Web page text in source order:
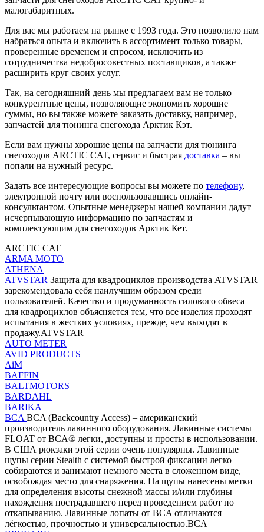
малогабаритных.
Для вас мы работаем на рынке с 1993 года. Это позволило нам
набраться опыта и включить в ассортимент только товары,
проверенные временем и спросом, исключить из
сотрудничества недобросовестных поставщиков, а также
расширить круг своих услуг.
Так, на сегодняшний день мы предлагаем вам не только
конкурентные цены, позволяющие экономить хорошие
суммы, но вы также можете заказать доставку, например,
запчастей для тюнинга снегохода Арктик Кэт.
Если вам нужны хорошие цены на запчасти для тюнинга
снегоходов ARCTIC CAT, сервис и быстрая доставка – вы
попали на нужный ресурс.
Задать все интересующие вопросы вы можете по телефону,
электронной почту или воспользовавшись онлайн-
консультантом. Опытные менеджеры нашей компании дадут
исчерпывающую информацию по запчастям и
комплектующим для снегоходов Арктик Кет.
ARCTIC CAT
ARMA MOTO
ATHENA
ATVSTAR Защита для квадроциклов производства ATVSTAR
зарекомендовала себя наилучшим образом среди
пользователей. Качество и продуманность силового обвеса
для квадроциклов объясняется тем, что все изделия проходят
испытания в жестких условиях, прежде, чем выходят в
продажу.ATVSTAR
AUTO METER
AVID PRODUCTS
AiM
BAFFIN
BALTMOTORS
BARDAHL
BARIKA
BCA BCA (Backcountry Access) – американский
производитель лавинного оборудования. Лавинные системы
FLOAT от BCA® легки, доступны и просты в использовании.
В США рюкзаки этой серии очень популярны. Лавинные
щупы серии Stealth с системой быстрой фиксации легко
собираются и занимают немного места в сложенном виде,
освобождая место для снаряжения. На щупы нанесены метки
для определения высоты снежной массы и/или глубины
нахождения пострадавшего перед проведением работ по
откапыванию. Лавинные лопаты от BCA отличаются
лёгкостью, прочностью и универсальностью.BCA